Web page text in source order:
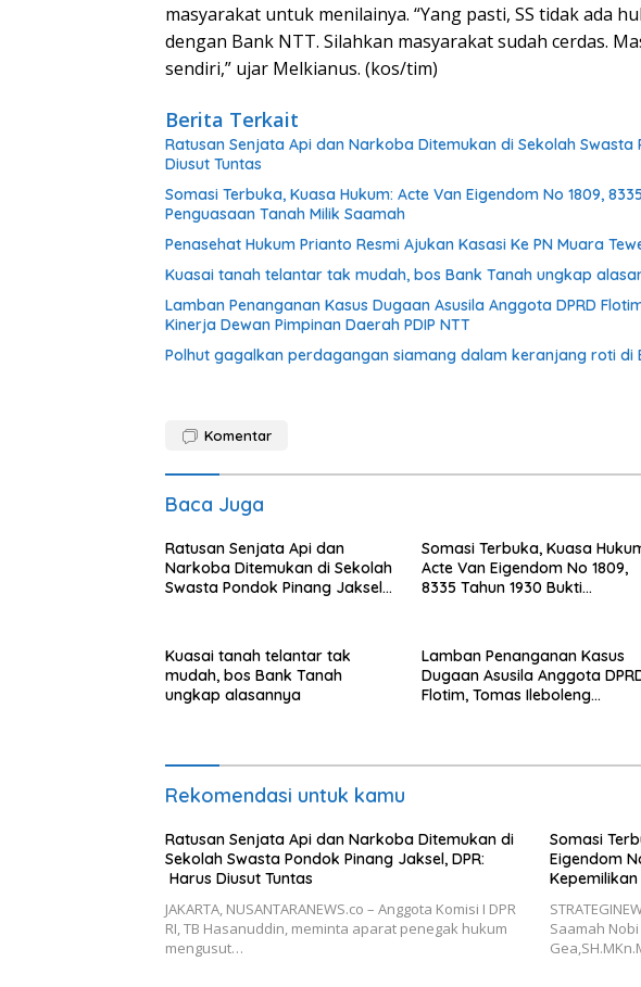
masyarakat untuk menilainya. “Yang pasti, SS tidak ada
dengan Bank NTT. Silahkan masyarakat sudah cerdas.
sendiri,” ujar Melkianus. (kos/tim)
Berita Terkait
Ratusan Senjata Api dan Narkoba Ditemukan di Sekolah Swasta
Diusut Tuntas
Somasi Terbuka, Kuasa Hukum: Acte Van Eigendom No 1809,
Penguasaan Tanah Milik Saamah
Penasehat Hukum Prianto Resmi Ajukan Kasasi Ke PN Muara
Kuasai tanah telantar tak mudah, bos Bank Tanah ungkap
Lamban Penanganan Kasus Dugaan Asusila Anggota DPRD
Kinerja Dewan Pimpinan Daerah PDIP NTT
Polhut gagalkan perdagangan siamang dalam keranjang roti di
Komentar
Baca Juga
Ratusan Senjata Api dan
Narkoba Ditemukan di Sekolah
Swasta Pondok Pinang Jaksel,
Somasi Terbuka, Kuasa
Acte Van Eigendom No 1809,
8335 Tahun 1930 Bukti
Kuasai tanah telantar tak
mudah, bos Bank Tanah
ungkap alasannya
Lamban Penanganan Kasus
Dugaan Asusila Anggota
Flotim, Tomas Ileboleng
Rekomendasi untuk kamu
Ratusan Senjata Api dan Narkoba Ditemukan di
Sekolah Swasta Pondok Pinang Jaksel, DPR:
Harus Diusut Tuntas
JAKARTA, NUSANTARANEWS.co – Anggota Komisi I DPR
RI, TB Hasanuddin, meminta aparat penegak hukum
mengusut…
Somasi
Eigendom
Saamah